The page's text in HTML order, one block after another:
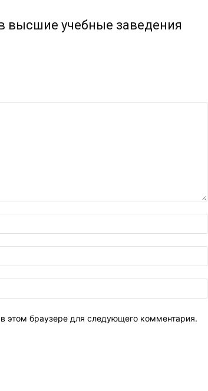
высшие учебные заведения
этом браузере для следующего комментария.